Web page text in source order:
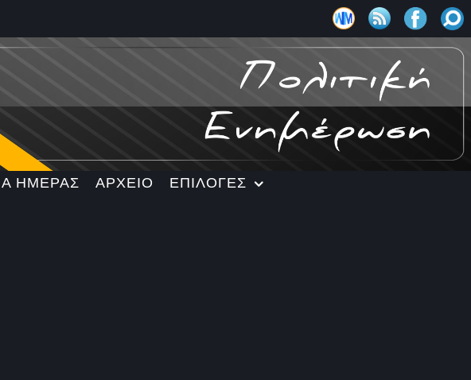
ΗΜΕΡΑΣ ΑΡΧΕΙΟ ΕΠΙΛΟΓΕΣ